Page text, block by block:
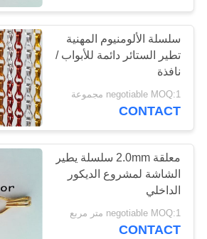
سلسلة الألومنيوم المهنية
تطير الستائر دائمة للأبواب /
نافذة
negotiable MOQ:1 مجموعة
CONTACT
معلقة 2.0mm سلسلة يطير
الشاشة لمشروع الديكور
الداخلي
negotiable MOQ:1 متر مربع
CONTACT